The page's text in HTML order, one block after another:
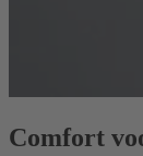
Comfort